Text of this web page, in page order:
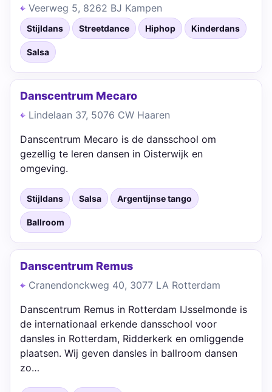
Veerweg 5, 8262 BJ Kampen
Stijldans Streetdance Hiphop Kinderdans
Salsa
Danscentrum Mecaro
Lindelaan 37, 5076 CW Haaren
Danscentrum Mecaro is de dansschool om
gezellig te leren dansen in Oisterwijk en
omgeving.
Stijldans Salsa Argentijnse tango
Ballroom
Danscentrum Remus
Cranendonckweg 40, 3077 LA Rotterdam
Danscentrum Remus in Rotterdam IJsselmonde is
de internationaal erkende dansschool voor
dansles in Rotterdam, Ridderkerk en omliggende
plaatsen. Wij geven dansles in ballroom dansen
zo…